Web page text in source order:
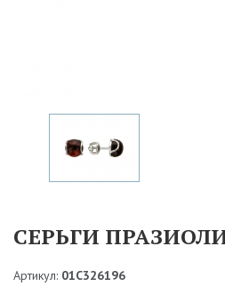
СЕРЬГИ
Артикул: 01С326196